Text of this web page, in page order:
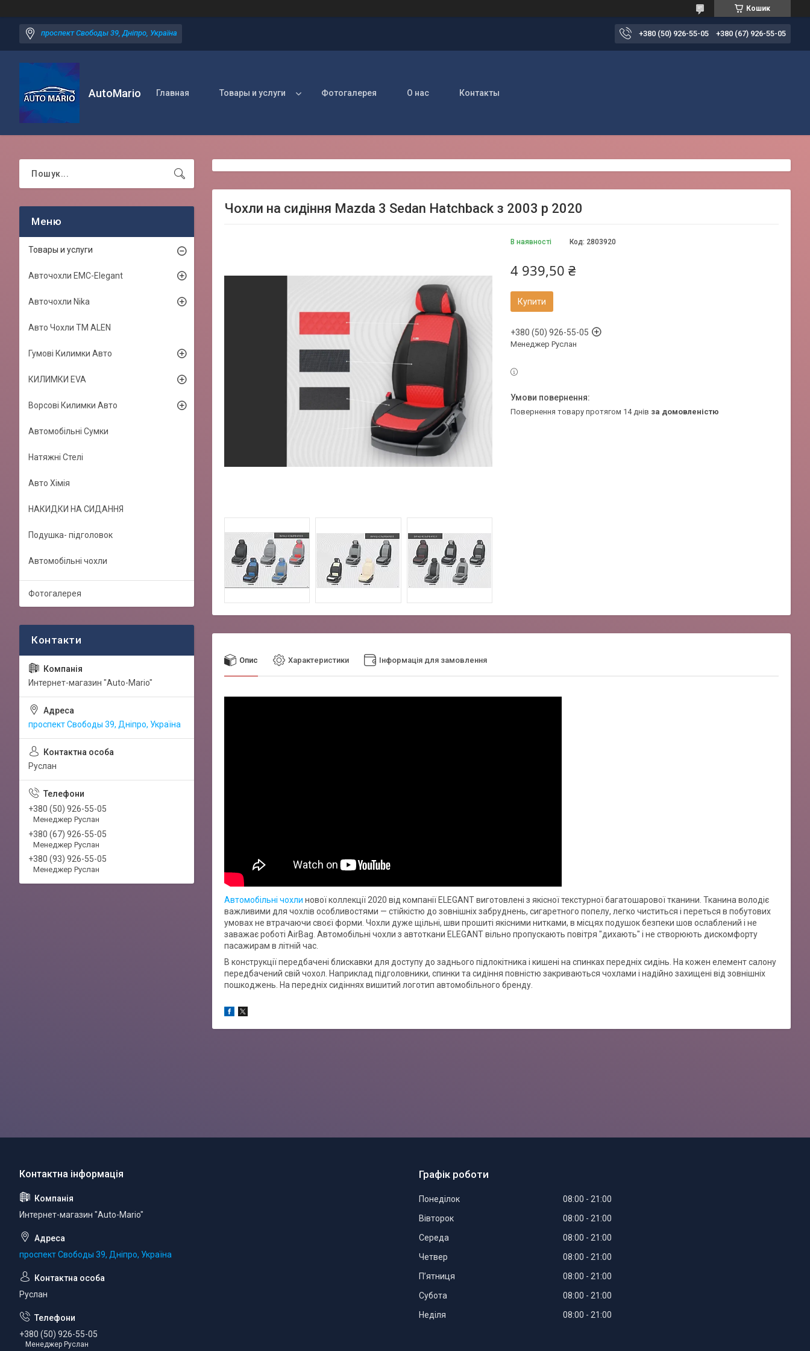
Кошик
проспект Свободы 39, Дніпро, Україна +380 (50) 926-55-05 +380 (67) 926-55-05
AutoMario Главная Товары и услуги Фотогалерея О нас Контакты
Чохли на сидіння Mazda 3 Sedan Hatchback з 2003 р 2020
В наявності Код: 2803920
4 939,50 ₴
Купити
+380 (50) 926-55-05
Менеджер Руслан
повернення товару протягом 14 днів за домовленістю
Опис Характеристики Інформація для замовлення
Автомобільні чохли нової коллекції 2020 від компанії ELEGANT виготовлені з якісної текстурної багатошарової тканини. Тканина володіє
важливими для чохлів особливостями — стійкістю до зовнішніх забруднень, сигаретного попелу, легко чиститься і переться в побутових
умовах не втрачаючи своєї форми. Чохли дуже щільні, шви прошиті якісними нитками, в місцях подушок безпеки шов ослаблений і не
заважає роботі AirBag. Автомобільні чохли з автоткани ELEGANT вільно пропускають повітря "дихають" і не створюють дискомфорту
пасажирам в літній час.
В конструкції передбачені блискавки для доступу до заднього підлокітника і кишені на спинках передніх сидінь. На кожен елемент салону
передбачений свій чохол. Наприклад підголовники, спинки та сидіння повністю закриваються чохлами і надійно захищені від зовнішніх
пошкоджень. На передніх сидіннях вишитий логотип автомобільного бренду.
Товары и услуги
Авточохли EMC-Elegant
Авточохли Nika
Авто Чохли TM ALEN
Гумові Килимки Авто
КИЛИМКИ EVA
Ворсові Килимки Авто
Автомобільні Сумки
Натяжні Стелі
Авто Хімія
НАКИДКИ НА СИДАННЯ
Подушка- підголовок
Автомобільні чохли
Фотогалерея
Интернет-магазин "Auto-Mario"
проспект Свободы 39, Дніпро, Україна
Руслан
+380 (50) 926-55-05
Менеджер Руслан
+380 (67) 926-55-05
Менеджер Руслан
+380 (93) 926-55-05
Менеджер Руслан
Интернет-магазин "Auto-Mario"
проспект Свободы 39, Дніпро, Україна
Руслан
+380 (50) 926-55-05
Менеджер Руслан
Графік роботи
Понеділок 08:00
21:00
Вівторок
08:00
21:00
Середа
08:00
21:00
Четвер
08:00
21:00
Пʼятниця
08:00
21:00
Субота
08:00
21:00
Неділя
08:00 21:00